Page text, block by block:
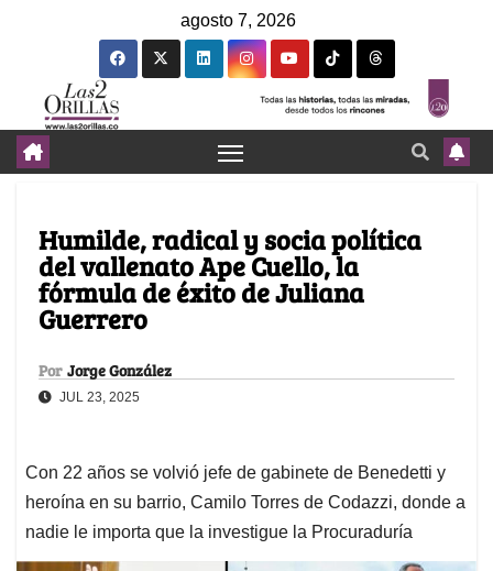
agosto 7, 2026
Humilde, radical y socia política
del vallenato Ape Cuello, la
fórmula de éxito de Juliana
Guerrero
Por Jorge González
JUL 23, 2025
Con 22 años se volvió jefe de gabinete de Benedetti y
heroína en su barrio, Camilo Torres de Codazzi, donde a
nadie le importa que la investigue la Procuraduría